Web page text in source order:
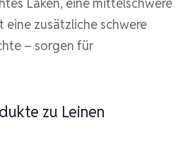
eine zusätzliche schwere
– sorgen für
zu Leinen